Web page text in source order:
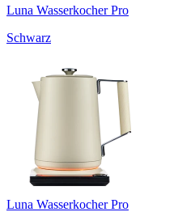
Luna Wasserkocher Pro
Schwarz
Luna Wasserkocher Pro